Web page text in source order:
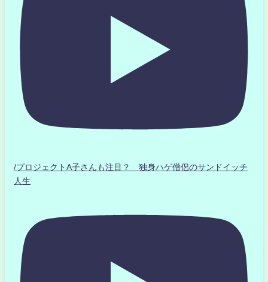
/プロジェクトA子さんも注目？ 独身ハゲ僧侶のサンドイッチ
人生